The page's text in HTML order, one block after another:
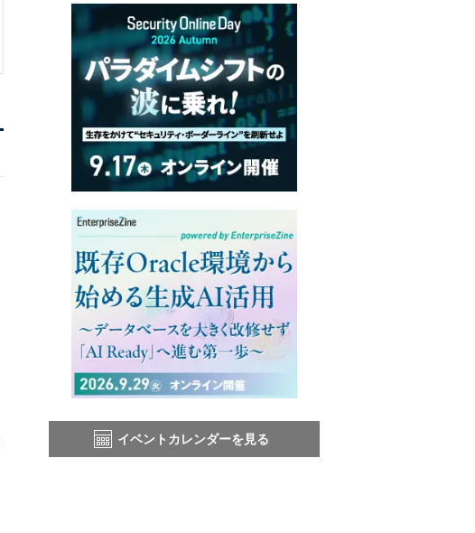
イベントカレンダーを見る